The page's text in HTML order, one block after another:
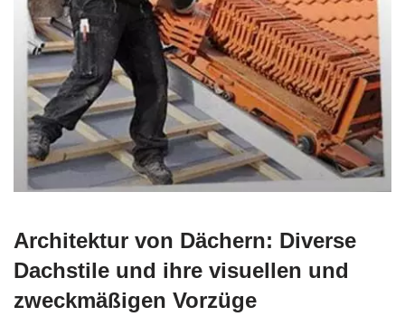
Architektur von Dächern: Diverse
Dachstile und ihre visuellen und
zweckmäßigen Vorzüge